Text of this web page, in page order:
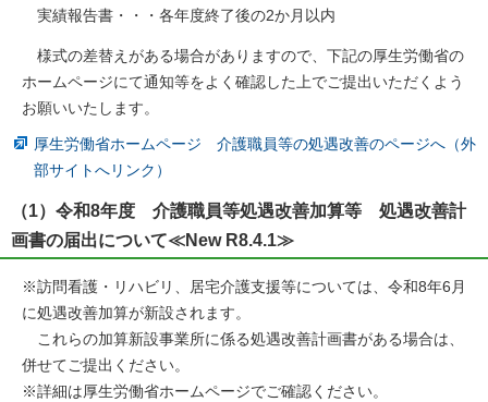
実績報告書・・・各年度終了後の2か月以内
様式の差替えがある場合がありますので、下記の厚生労働省の
ホームページにて通知等をよく確認した上でご提出いただくよう
お願いいたします。
厚生労働省ホームページ 介護職員等の処遇改善のページへ（外
部サイトへリンク）
（1）令和8年度 介護職員等処遇改善加算等 処遇改善計
画書の届出について≪New R8.4.1≫
※訪問看護・リハビリ、居宅介護支援等については、令和8年6月
に処遇改善加算が新設されます。
これらの加算新設事業所に係る処遇改善計画書がある場合は、
併せてご提出ください。
※詳細は厚生労働省ホームページでご確認ください。